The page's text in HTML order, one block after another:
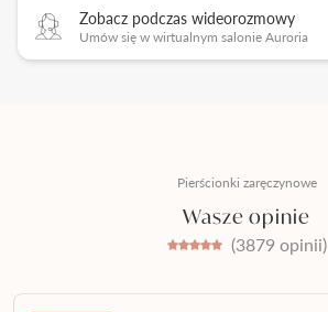
Zobacz podczas wideorozmowy
Umów się w wirtualnym salonie Auroria
Pierścionki zaręczynowe
Wasze opinie
(3879 opinii)